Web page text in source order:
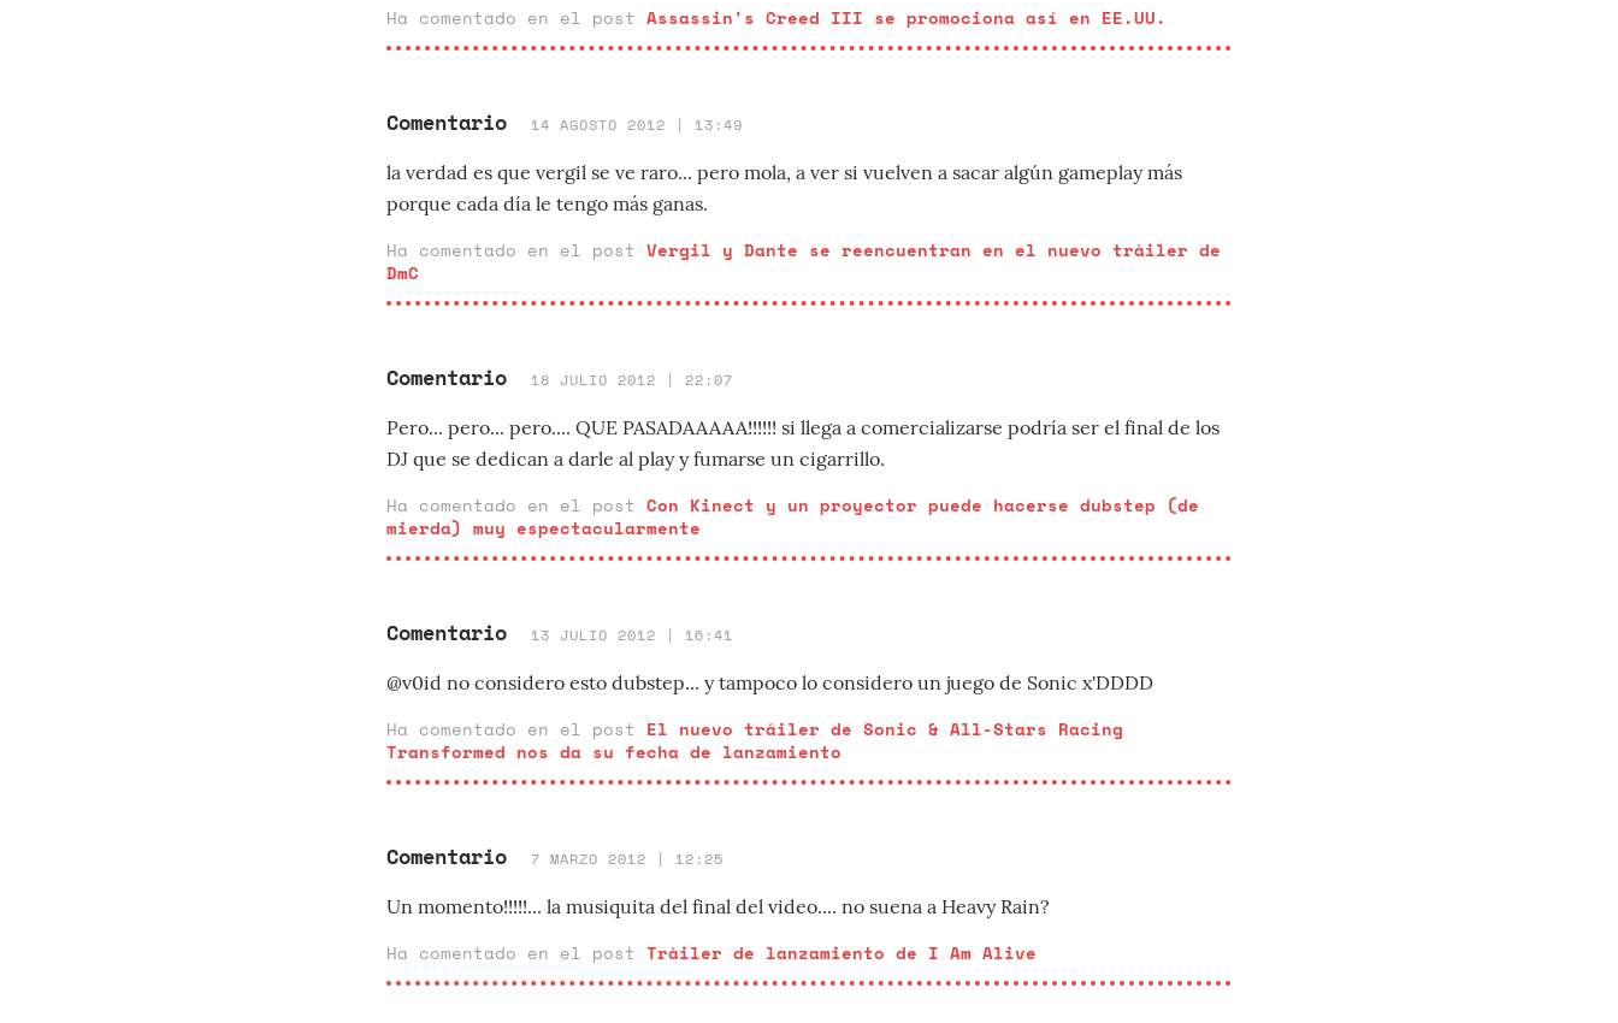
Ha comentado en el post Assassin's Creed III se promociona así en EE.UU.
Comentario 14 AGOSTO 2012 | 13:49
la verdad es que vergil se ve raro... pero mola, a ver si vuelven a sacar algún gameplay más
porque cada día le tengo más ganas.
Ha comentado en el post Vergil y Dante se reencuentran en el nuevo tráiler de
DmC
Comentario 18 JULIO 2012 | 22:07
Pero... pero... pero.... QUE PASADAAAAA!!!!!! si llega a comercializarse podría ser el final de los
DJ que se dedican a darle al play y fumarse un cigarrillo.
Ha comentado en el post Con Kinect y un proyector puede hacerse dubstep (de
mierda) muy espectacularmente
Comentario 13 JULIO 2012 | 16:41
@v0id no considero esto dubstep... y tampoco lo considero un juego de Sonic x'DDDD
Ha comentado en el post El nuevo tráiler de Sonic & All-Stars Racing
Transformed nos da su fecha de lanzamiento
Comentario 7 MARZO 2012 | 12:25
Un momento!!!!!... la musiquita del final del video.... no suena a Heavy Rain?
Ha comentado en el post Tráiler de lanzamiento de I Am Alive